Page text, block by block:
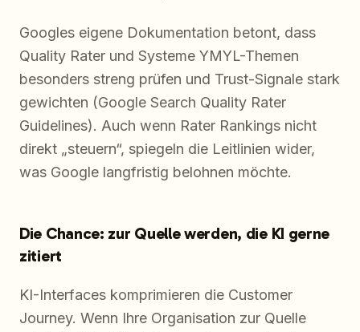
Googles eigene Dokumentation betont, dass
Quality Rater und Systeme YMYL-Themen
besonders streng prüfen und Trust-Signale stark
gewichten (Google Search Quality Rater
Guidelines). Auch wenn Rater Rankings nicht
direkt „steuern“, spiegeln die Leitlinien wider,
was Google langfristig belohnen möchte.
Die Chance: zur Quelle werden, die KI gerne
zitiert
KI-Interfaces komprimieren die Customer
Journey. Wenn Ihre Organisation zur Quelle